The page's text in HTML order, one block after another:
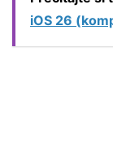
iOS 26